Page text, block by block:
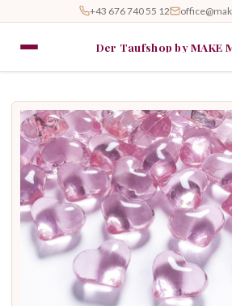
+43 676 740 55 12
Der Taufshop by MAKE